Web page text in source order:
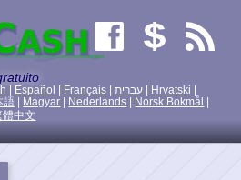
Español Français |עִברִית Hrvatski
語 Magyar Nederlands Norsk Bokmål
體中文